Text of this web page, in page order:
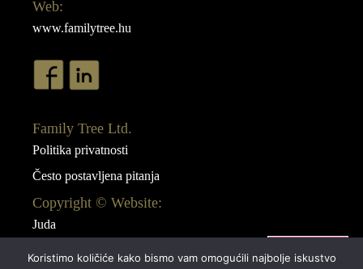
Web:
www.familytree.hu
Family Tree Ltd.
Politika privatnosti
Često postavljena pitanja
Copyright © Website:
Juda
Webdesign:
Koristimo količiće kako bismo vam omogućili najbolje iskustvo